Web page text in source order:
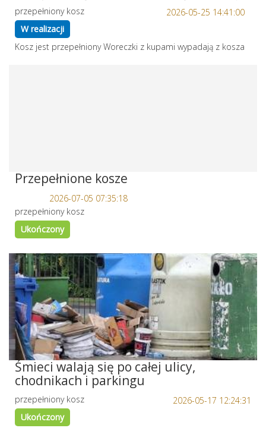
2026-05-25 14:41:00
przepełniony kosz
W realizacji
Kosz jest przepełniony Woreczki z kupami wypadają z kosza
Przepełnione kosze
2026-07-05 07:35:18
przepełniony kosz
Ukończony
Śmieci walają się po całej ulicy,
chodnikach i parkingu
2026-05-17 12:24:31
przepełniony kosz
Ukończony